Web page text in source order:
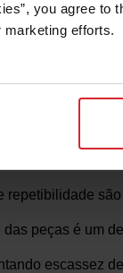
you agree
efforts.
seu robô da
de robôs
projeto de
repetibilidade
peças é um
escassez